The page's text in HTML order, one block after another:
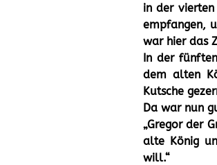
in der
empfangen,
war hier das
In der
dem alten
Kutsche
Da war nun
„Gregor der
alte König
will.“